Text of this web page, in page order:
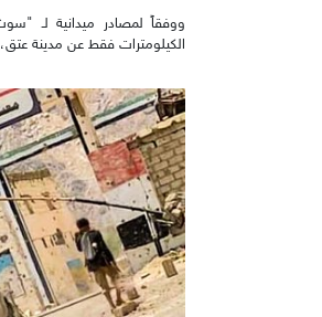
الكيلومترات فقط عن مدينة